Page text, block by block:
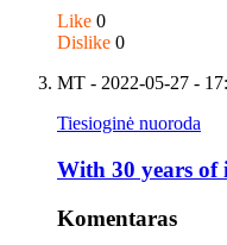
Like 0
Dislike 0
MT - 2022-05-27 -
Tiesioginė nuoroda
With 30 years
Komentaras